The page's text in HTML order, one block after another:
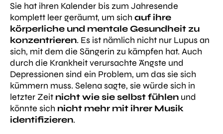
Sie hat ihren Kalender bis zum Jahresende
komplett leer geräumt, um sich auf ihre
körperliche und mentale Gesundheit zu
konzentrieren. Es ist nämlich nicht nur Lupus an
sich, mit dem die Sängerin zu kämpfen hat. Auch
durch die Krankheit verursachte Ängste und
Depressionen sind ein Problem, um das sie sich
kümmern muss. Selena sagte, sie würde sich in
letzter Zeit nicht wie sie selbst fühlen und
könnte sich nicht mehr mit ihrer Musik
identifizieren.